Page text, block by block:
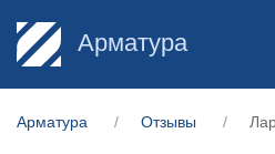
Арматура
Арматура Отзывы